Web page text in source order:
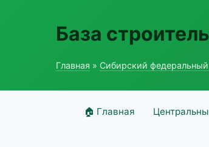
База
Главная » Сибирский федеральный
🏠 Главная